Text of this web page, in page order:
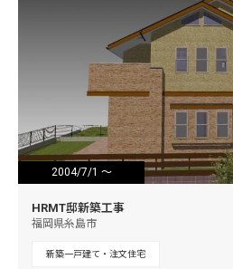
2004/7/1 ～
HRMT邸新築工事
福岡県糸島市
新築一戸建て・注文住宅